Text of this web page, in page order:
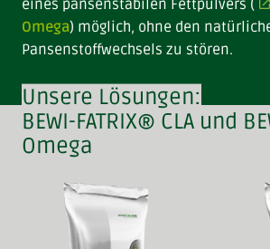
eines pansenstabilen Fettpulvers (
Omega) möglich, ohne den
Pansenstoffwechsels zu stören.
Unsere Lösungen:
BEWI-FATRIX® CLA und
Omega